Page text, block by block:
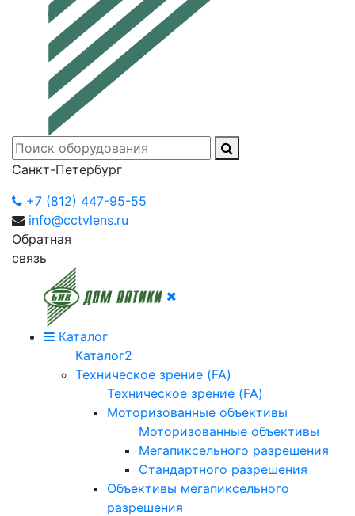
Санкт-Петербург
+7 (812) 447-95-55
info@cctvlens.ru
Обратная
связь
Каталог
Каталог2
Техническое зрение (FA)
Техническое зрение (FA)
Моторизованные объективы
Моторизованные объективы
Мегапиксельного разрешения
Стандартного разрешения
Объективы мегапиксельного
разрешения